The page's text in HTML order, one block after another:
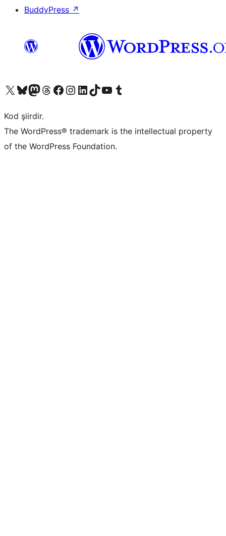
BuddyPress ↗
X (eski Twitter) hesabımıza bakın
Bluesky hesabımızı ziyaret edinMastodon hesabımızı ziyaret edinThreads hesabımızı ziyaret edinFacebook sayfamızı ziyaret edinInstagram hesabımızı ziyaret edinLinkedIn hesabımızı ziyaret edinTikTok hesabımızı ziyaret edinYouTube kanalımızı ziyaret edinTumblr hesabımızı ziyaret edin
Kod şiirdir.
The WordPress® trademark is the intellectual property
of the WordPress Foundation.